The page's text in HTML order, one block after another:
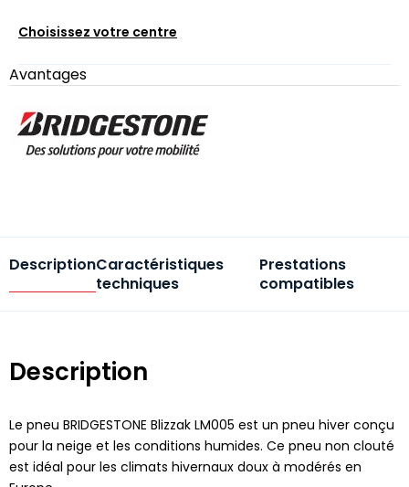
Choisissez votre centre
Avantages
DescriptionCaractéristiques
techniques
Prestations
compatibles
Description
Le pneu BRIDGESTONE Blizzak LM005 est un pneu hiver conçu
pour la neige et les conditions humides. Ce pneu non clouté
est idéal pour les climats hivernaux doux à modérés en